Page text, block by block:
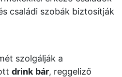
családi szobák biztosítják
szolgálják a
drink bár, reggeliző